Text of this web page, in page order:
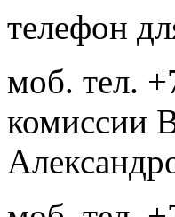
телефон
моб. тел.
комиссии